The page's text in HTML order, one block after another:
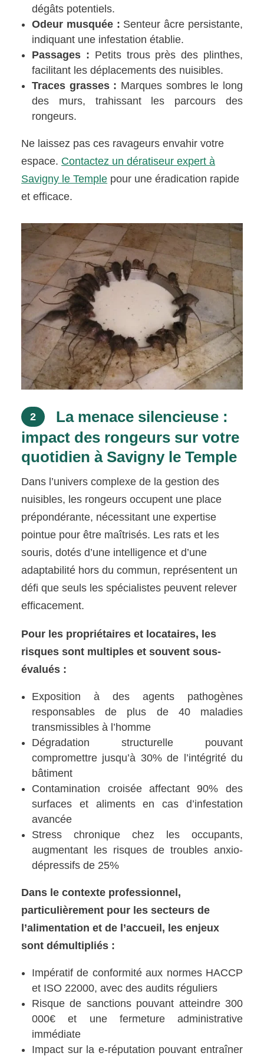
dégâts potentiels.
Odeur musquée : Senteur âcre persistante,
indiquant une infestation établie.
Passages : Petits trous près des plinthes,
facilitant les déplacements des nuisibles.
Traces grasses : Marques sombres le long
des murs, trahissant les parcours des
rongeurs.
Ne laissez pas ces ravageurs envahir votre
espace. Contactez un dératiseur expert à
Savigny le Temple pour une éradication rapide
et efficace.
2
La menace silencieuse :
impact des rongeurs sur votre
quotidien à Savigny le Temple
Dans l’univers complexe de la gestion des
nuisibles, les rongeurs occupent une place
prépondérante, nécessitant une expertise
pointue pour être maîtrisés. Les rats et les
souris, dotés d’une intelligence et d’une
adaptabilité hors du commun, représentent un
défi que seuls les spécialistes peuvent relever
efficacement.
Pour les propriétaires et locataires, les
risques sont multiples et souvent sous-
évalués :
Exposition à des agents pathogènes
responsables de plus de 40 maladies
transmissibles à l’homme
Dégradation structurelle pouvant
compromettre jusqu’à 30% de l’intégrité du
bâtiment
Contamination croisée affectant 90% des
surfaces et aliments en cas d’infestation
avancée
Stress chronique chez les occupants,
augmentant les risques de troubles anxio-
dépressifs de 25%
Dans le contexte professionnel,
particulièrement pour les secteurs de
l’alimentation et de l’accueil, les enjeux
sont démultipliés :
Impératif de conformité aux normes HACCP
et ISO 22000, avec des audits réguliers
Risque de sanctions pouvant atteindre 300
000€ et une fermeture administrative
immédiate
Impact sur la e-réputation pouvant entraîner